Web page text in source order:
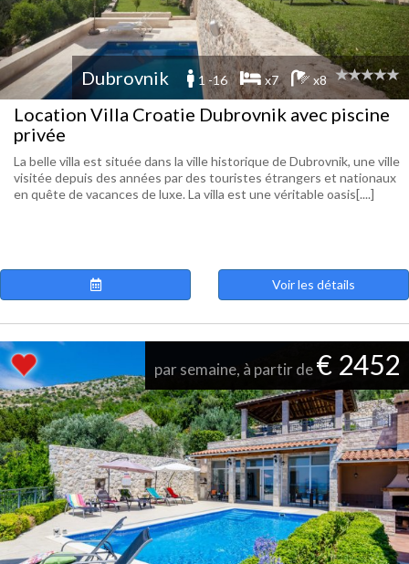
Dubrovnik 1 -16 x7 x8
Location Villa Croatie Dubrovnik avec piscine
privée
La belle villa est située dans la ville historique de Dubrovnik, une ville
visitée depuis des années par des touristes étrangers et nationaux
en quête de vacances de luxe. La villa est une véritable oasis[....]
Voir les détails
par semaine, à partir de€ 2452